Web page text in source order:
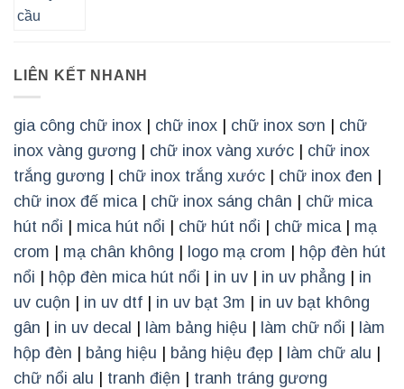
LIÊN KẾT NHANH
gia công chữ inox chữ inox chữ inox sơn
chữ
inox vàng gương
chữ inox vàng xước
chữ inox
trắng gương
chữ inox trắng xước chữ inox đen
chữ inox đế mica| chữ inox sáng chân
chữ mica
hút nổi
mica hút nổi chữ hút nổi chữ mica| mạ
crom
mạ chân không logo mạ crom
hộp đèn hút
nổi
hộp đèn mica hút nổi in uv in uv phẳng
in
uv cuộn
in uv dtf in uv bạt 3m
in uv bạt không
gân
in uv decal làm bảng hiệu làm chữ nổi
làm
hộp đèn
bảng hiệu bảng hiệu đẹp làm chữ alu
chữ nổi alu
tranh điện tranh tráng gương